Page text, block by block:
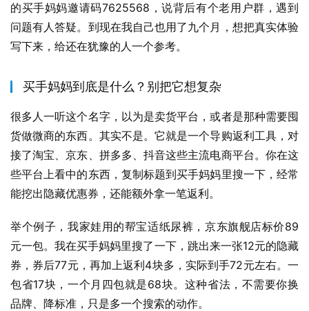
的买手妈妈邀请码7625568，说背后有个老用户群，遇到
问题有人答疑。到现在我自己也用了九个月，想把真实体验
写下来，给还在犹豫的人一个参考。
买手妈妈到底是什么？别把它想复杂
很多人一听这个名字，以为是卖货平台，或者是那种需要囤
货做微商的东西。其实不是。它就是一个导购返利工具，对
接了淘宝、京东、拼多多、抖音这些主流电商平台。你在这
些平台上看中的东西，复制标题到买手妈妈里搜一下，经常
能挖出隐藏优惠券，还能额外拿一笔返利。
举个例子，我家娃用的帮宝适纸尿裤，京东旗舰店标价89
元一包。我在买手妈妈里搜了一下，跳出来一张12元的隐藏
券，券后77元，再加上返利4块多，实际到手72元左右。一
包省17块，一个月四包就是68块。这种省法，不需要你换
品牌、降标准，只是多一个搜索的动作。